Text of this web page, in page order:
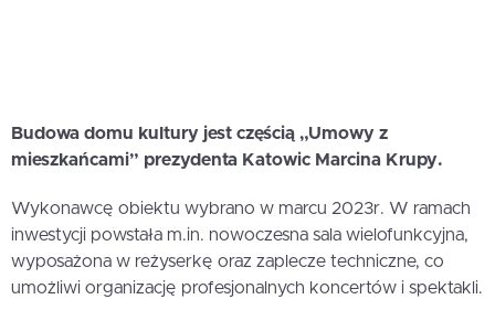
Budowa domu kultury jest częścią „Umowy z
mieszkańcami” prezydenta Katowic Marcina Krupy.
Wykonawcę obiektu wybrano w marcu 2023r. W ramach
inwestycji powstała m.in. nowoczesna sala wielofunkcyjna,
wyposażona w reżyserkę oraz zaplecze techniczne, co
umożliwi organizację profesjonalnych koncertów i spektakli.